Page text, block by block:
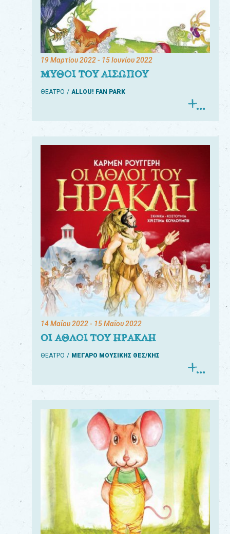
19 Μαρτίου 2022- 15 Ιουνίου 2022
ΜΥΘΟΙ ΤΟΥ ΑΙΣΩΠΟΥ
ΘΕΑΤΡΟ ALLOU! FAN PARK
14 Μαΐου 2022- 15 Μαΐου 2022
ΟΙ ΑΘΛΟΙ ΤΟΥ ΗΡΑΚΛΗ
ΘΕΑΤΡΟ ΜΕΓΑΡΟ ΜΟΥΣΙΚΗΣ ΘΕΣ/ΚΗΣ